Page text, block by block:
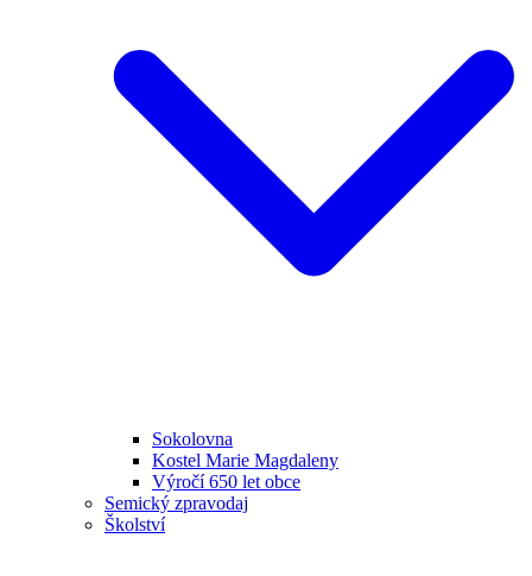
Sokolovna
Kostel Marie Magdaleny
Výročí 650 let obce
Semický zpravodaj
Školství